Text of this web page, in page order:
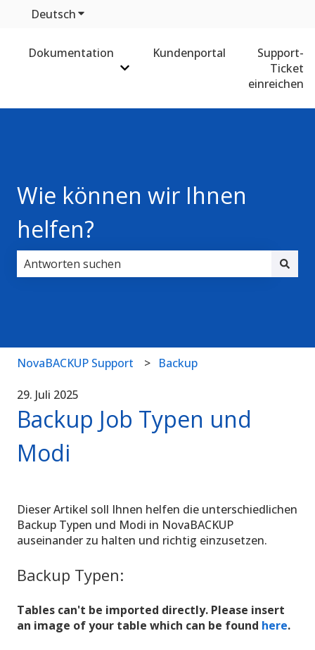
DeutschUntermenü für Übersetzungen anzeigen
Dokumentation
Untermenü für Dokumentation
Kundenportal
Support-
Ticket
einreichen
Wie können wir Ihnen
helfen?
NovaBACKUP Support Backup
29. Juli 2025
Backup Job Typen und
Modi
Dieser Artikel soll Ihnen helfen die unterschiedlichen
Backup Typen und Modi in NovaBACKUP
auseinander zu halten und richtig einzusetzen.
Backup Typen:
Tables can't be imported directly. Please insert
an image of your table which can be found here.